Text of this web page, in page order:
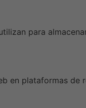
para
en plataformas de